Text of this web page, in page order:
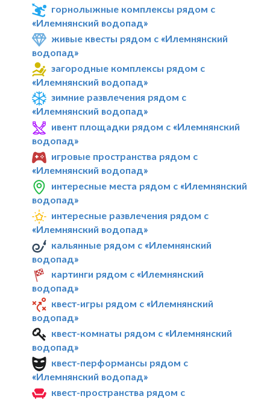
горнолыжные комплексы рядом с
«Илемнянский водопад»
живые квесты рядом с «Илемнянский
водопад»
загородные комплексы рядом с
«Илемнянский водопад»
зимние развлечения рядом с
«Илемнянский водопад»
ивент площадки рядом с «Илемнянский
водопад»
игровые пространства рядом с
«Илемнянский водопад»
интересные места рядом с «Илемнянский
водопад»
интересные развлечения рядом с
«Илемнянский водопад»
кальянные рядом с «Илемнянский
водопад»
картинги рядом с «Илемнянский
водопад»
квест-игры рядом с «Илемнянский
водопад»
квест-комнаты рядом с «Илемнянский
водопад»
квест-перформансы рядом с
«Илемнянский водопад»
квест-пространства рядом с